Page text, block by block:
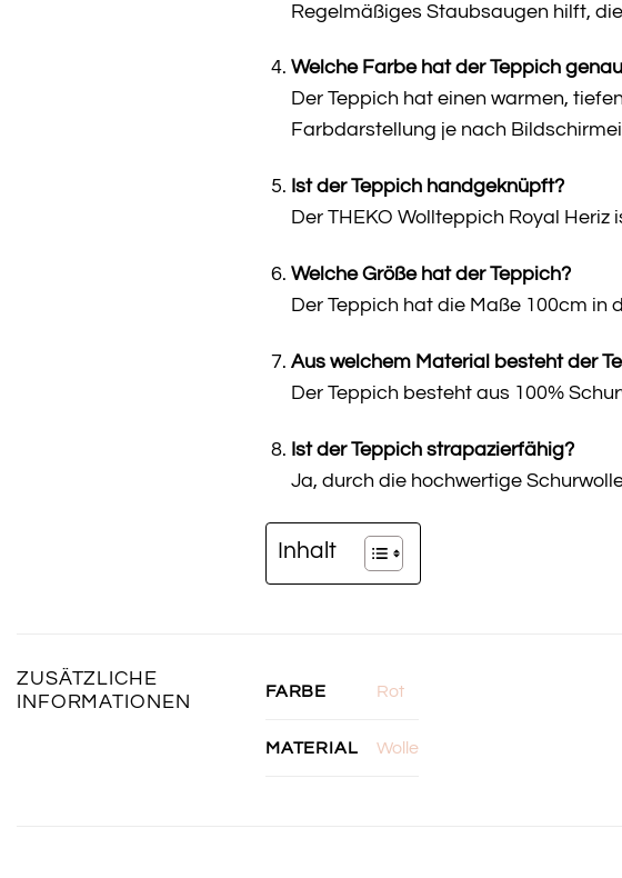
Regelmäßiges Staubsaugen hilft,
Welche Farbe hat der Teppich
Der Teppich hat einen warmen,
Farbdarstellung je nach
Ist der Teppich handgeknüpft?
Der THEKO Wollteppich Royal
Welche Größe hat der Teppich?
Der Teppich hat die Maße 100cm in
Aus welchem Material besteht der
Der Teppich besteht aus 100%
Ist der Teppich strapazierfähig?
Ja, durch die hochwertige
Inhalt
ZUSÄTZLICHE
INFORMATIONEN
FARBE Rot
MATERIAL Wolle